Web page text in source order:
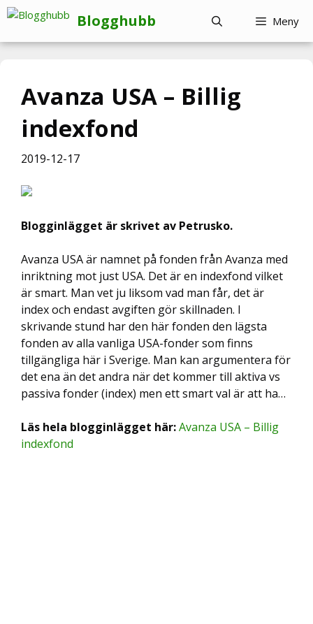
Hoppa
innehåll
Blogghubb Meny
Avanza USA – Billig
indexfond
2019-12-17
Blogginlägget är skrivet av Petrusko.
Avanza USA är namnet på fonden från Avanza med
inriktning mot just USA. Det är en indexfond vilket
är smart. Man vet ju liksom vad man får, det är
index och endast avgiften gör skillnaden. I
skrivande stund har den här fonden den lägsta
fonden av alla vanliga USA-fonder som finns
tillgängliga här i Sverige. Man kan argumentera för
det ena än det andra när det kommer till aktiva vs
passiva fonder (index) men ett smart val är att ha…
Läs hela blogginlägget här:Avanza USA – Billig
indexfond